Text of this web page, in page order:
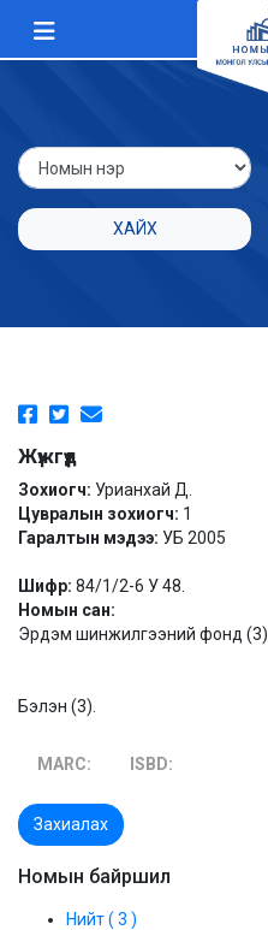
ХАЙХ
Жүжгүүд
Зохиогч: Урианхай Д.
Цувралын зохиогч: 1
Гаралтын мэдээ: УБ 2005
Шифр: 84/1/2-6 У 48.
Номын сан:
Эрдэм шинжилгээний фонд (3).
Бэлэн (3).
MARC: ISBD:
Захиалах
Номын байршил
Нийт ( 3 )